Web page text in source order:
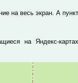
на весь экран. А пункт
на Яндекс-